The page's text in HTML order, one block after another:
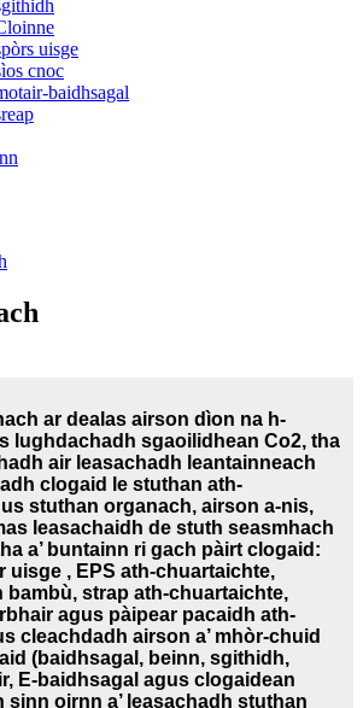
uisge
cnoc
baidhsagal
ar dealas airson dìon na h-
lughdachadh sgaoilidhean Co2, tha
air leasachadh leantainneach
clogaid le stuthan ath-
stuthan organach, airson a-nis,
leasachaidh de stuth seasmhach
a’ buntainn ri gach pàirt clogaid:
uisge , EPS ath-chuartaichte,
bambù, strap ath-chuartaichte,
agus pàipear pacaidh ath-
cleachdadh airson a’ mhòr-chuid
(baidhsagal, beinn, sgithidh,
E-baidhsagal agus clogaidean
sinn oirnn a’ leasachadh stuthan